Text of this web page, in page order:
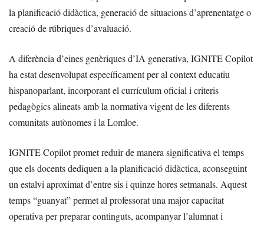
la planificació didàctica, generació de situacions d’aprenentatge o
creació de rúbriques d’avaluació.
A diferència d’eines genèriques d’IA generativa, IGNITE Copilot
ha estat desenvolupat específicament per al context educatiu
hispanoparlant, incorporant el currículum oficial i criteris
pedagògics alineats amb la normativa vigent de les diferents
comunitats autònomes i la Lomloe.
IGNITE Copilot promet reduir de manera significativa el temps
que els docents dediquen a la planificació didàctica, aconseguint
un estalvi aproximat d’entre sis i quinze hores setmanals. Aquest
temps “guanyat” permet al professorat una major capacitat
operativa per preparar continguts, acompanyar l’alumnat i